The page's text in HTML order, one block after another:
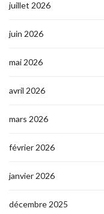
juillet 2026
juin 2026
mai 2026
avril 2026
mars 2026
février 2026
janvier 2026
décembre 2025